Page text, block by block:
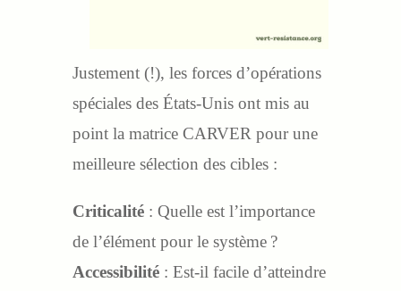
Justement (!), les forces d’opérations
spéciales des États-Unis ont mis au
point la matrice CARVER pour une
meilleure sélection des cibles :
Criticalité: Quelle est l’importance
de l’élément pour le système ?
Accessibilité: Est-il facile d’atteindre